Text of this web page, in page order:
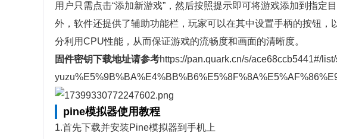
用户只需点击“添加新游戏”，然后按照提示即可将游戏添加到指定
外，软件还提供了辅助功能栏，玩家可以在其中设置手柄的按钮
分利用CPU性能，从而保证游戏的流畅度和画面的清晰度。
固件密钥下载地址请参考https://pan.quark.cn/s/ace68ccb5441#/
pine模拟器使用教程
1.首先下载并安装Pine模拟器到手机上